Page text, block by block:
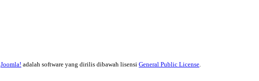
Joomla! adalah software yang dirilis dibawah lisensi General Public License.